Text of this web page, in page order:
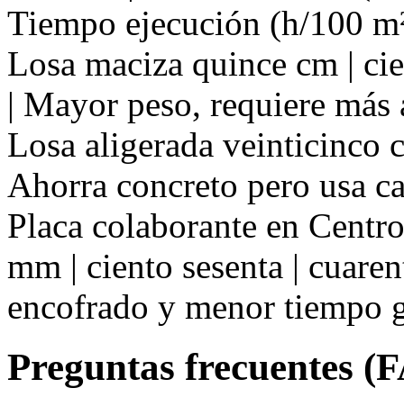
Tiempo ejecución (h/100
Losa maciza quince cm |
| Mayor peso, requiere
Losa aligerada veinticinco
Ahorra concreto pero usa
Placa colaborante en
mm | ciento sesenta |
encofrado y menor tiempo
Preguntas frecuentes